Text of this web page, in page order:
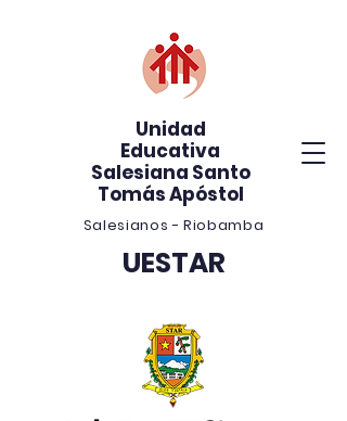
Unidad
Educativa
Salesiana Santo
Tomás Apóstol
Salesianos - Riobamba
UESTAR